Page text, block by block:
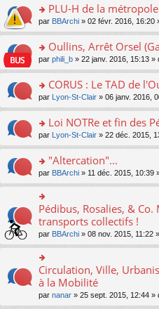
ré
e
pl
u
s
c
e
nt
e
n
o
lu
le
pl
u
s
e
nt
s
a
g
e
n
lu
le
pl
u
ré
c
e
nt
ult
er
le
m
e
a
g
e
n
n
le
pl
u
s
ré
c
e
nt
o
n
ult
er
le
m
e
a
g
e
n
n
le
pl
u
s
c
nt
PLU-H de la
par BBArchi » 02 févr. 2016, 16:20
o
n
ult
er
le
m
e
a
g
e
n
o
n
lu
le
pl
u
s
ré
e
Oullins, Arrêt Orsel
par phili_b » 22 janv. 2016, 15:13 »
o
n
ult
er
le
m
e
s
g
e
n
o
n
lu
le
pl
u
CORUS : Le TAD de
par Lyon-St-Clair » 06 janv. 2016,
o
n
ult
er
le
m
e
s
a
e
n
o
n
Loi NOTRe et fin des
par Lyon-St-Clair » 22 déc. 2015,
o
n
s
ult
er
le
m
e
s
s
a
g
e
"Altercation"...
par BBArchi » 11 déc. 2015, 10:39
o
n
ult
er
le
m
e
s
Pédibus, Rosalies, &
transports collectifs !
par BBArchi » 08 nov. 2015, 11:22
o
n
ult
Circulation, Ville,
à la Mobilité
par nanar » 25 sept. 2015, 12:44 »